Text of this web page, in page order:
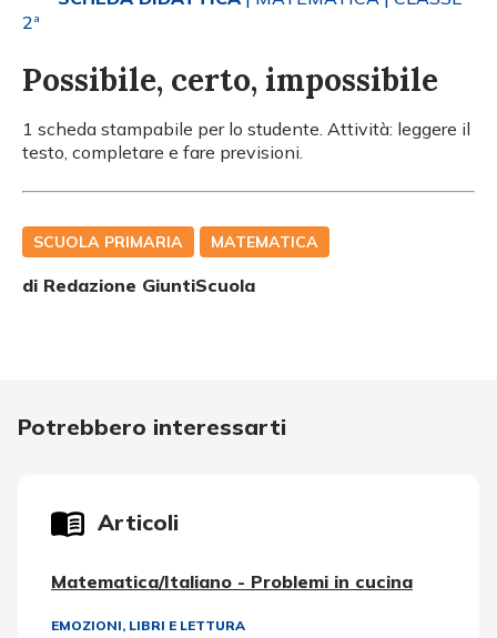
2ª
Possibile, certo, impossibile
1 scheda stampabile per lo studente. Attività: leggere il
testo, completare e fare previsioni.
SCUOLA PRIMARIA MATEMATICA
di Redazione GiuntiScuola
Potrebbero interessarti
Articoli
Matematica/Italiano - Problemi in cucina
EMOZIONI, LIBRI E LETTURA